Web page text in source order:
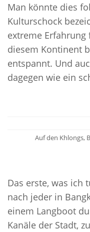
Man könnte dies
Kulturschock
extreme
diesem Kontinent
entspannt. Und
dagegen wie ein
Auf den Khlongs,
Das erste, was ich
nach jeder in
einem Langboot
Kanäle der Stadt,